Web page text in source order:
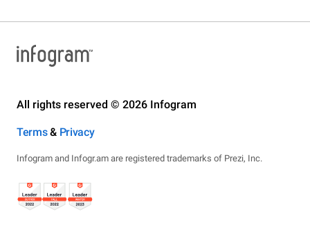
All rights reserved © 2026 Infogram
Terms& Privacy
Infogram and Infogr.am are registered trademarks of Prezi, Inc.